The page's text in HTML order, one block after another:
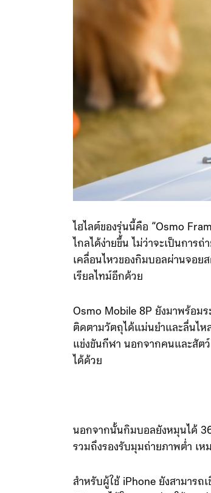
ไฮไลต์ของรุ่นนี้คือ “Osmo
เคลื่อนไหวของกิมบอลผ่านจอย
เรียลไทม์อีกด้วย
Osmo Mobile 8P ยังมาพร้อม
นอกจากนั้นกิมบอลยังหมุนได้